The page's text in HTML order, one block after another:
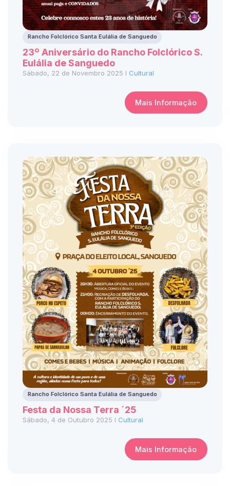
Rancho Folclórico Santa Eulália de Sanguedo
23º Aniversário do Rancho Folclórico S.
Eulália de Sanguedo
Sábado, 22 de Novembro 2025 I Cultural
Mais Informação
Rancho Folclórico Santa Eulália de Sanguedo
Festa da Nossa Terra ´25
Sábado, 4 de Outubro 2025 I Cultural
Mais Informação